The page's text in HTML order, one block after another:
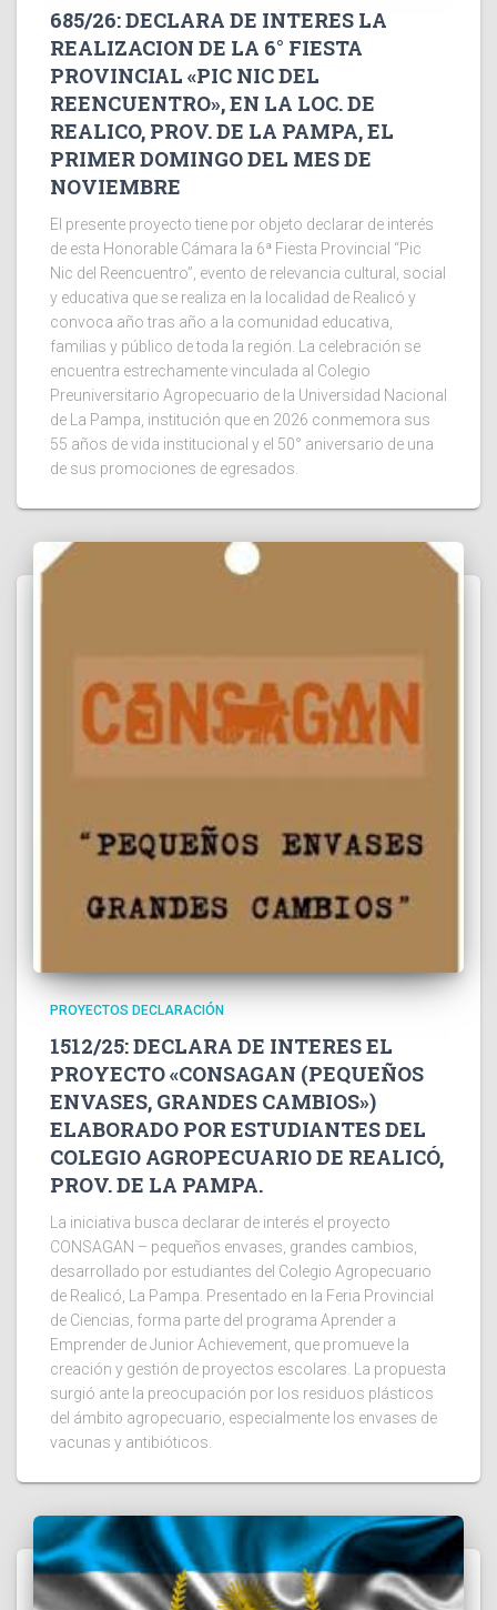
685/26: DECLARA DE INTERES LA
REALIZACION DE LA 6° FIESTA
PROVINCIAL «PIC NIC DEL
REENCUENTRO», EN LA LOC. DE
REALICO, PROV. DE LA PAMPA, EL
PRIMER DOMINGO DEL MES DE
NOVIEMBRE
El presente proyecto tiene por objeto declarar de interés
de esta Honorable Cámara la 6ª Fiesta Provincial “Pic
Nic del Reencuentro”, evento de relevancia cultural, social
y educativa que se realiza en la localidad de Realicó y
convoca año tras año a la comunidad educativa,
familias y público de toda la región. La celebración se
encuentra estrechamente vinculada al Colegio
Preuniversitario Agropecuario de la Universidad Nacional
de La Pampa, institución que en 2026 conmemora sus
55 años de vida institucional y el 50° aniversario de una
de sus promociones de egresados.
PROYECTOS DECLARACIÓN
1512/25: DECLARA DE INTERES EL
PROYECTO «CONSAGAN (PEQUEÑOS
ENVASES, GRANDES CAMBIOS»)
ELABORADO POR ESTUDIANTES DEL
COLEGIO AGROPECUARIO DE REALICÓ,
PROV. DE LA PAMPA.
La iniciativa busca declarar de interés el proyecto
CONSAGAN – pequeños envases, grandes cambios,
desarrollado por estudiantes del Colegio Agropecuario
de Realicó, La Pampa. Presentado en la Feria Provincial
de Ciencias, forma parte del programa Aprender a
Emprender de Junior Achievement, que promueve la
creación y gestión de proyectos escolares. La propuesta
surgió ante la preocupación por los residuos plásticos
del ámbito agropecuario, especialmente los envases de
vacunas y antibióticos.